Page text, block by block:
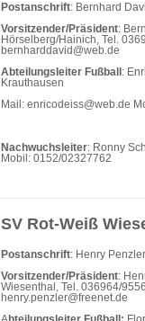
Postanschrift: Bernhard
Vorsitzender/Präsident:
Hörselberg/Hainich, Tel.
bernharddavid@web.de
Abteilungsleiter Fußball :
Krauthausen
Mail: enricodeiss@web.de
Nachwuchsleiter: Ronny
Mobil: 0152/02327762
SV Rot-Weiß
Postanschrift: Henry
Vorsitzender/Präsident:
Wiesenthal, Tel. 036964/
henry.penzler@freenet.de